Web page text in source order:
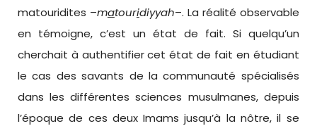
matouridites –matouridiyyah–. La réalité observable
en témoigne, c’est un état de fait. Si quelqu’un
cherchait à authentifier cet état de fait en étudiant
le cas des savants de la communauté spécialisés
dans les différentes sciences musulmanes, depuis
l’époque de ces deux Imams jusqu’à la nôtre, il se